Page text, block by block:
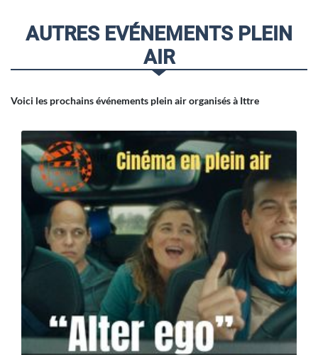
AUTRES EVÉNEMENTS PLEIN
AIR
Voici les prochains événements plein air organisés à Ittre